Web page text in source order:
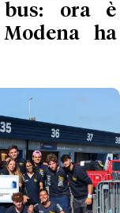
bus: ora è
ha